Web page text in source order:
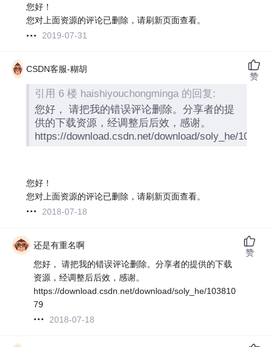
您好！
您对上面资源的评论已删除，请刷新页面查看。
2019-07-31
CSDN客服-糊胡
引用 6 楼 haishiyouchongminga 的回复:
您好， 请把我的错误评论删除。分享者的提
供的下载资源，经调整后后效，感谢。
https://download.csdn.net/download/soly_he/
您好！
您对上面资源的评论已删除，请刷新页面查看。
2018-07-18
赞
还是有重名啊
您好， 请把我的错误评论删除。分享者的提供的下载
资源，经调整后后效，感谢。
https://download.csdn.net/download/soly_he/103810
79
2018-07-18
赞